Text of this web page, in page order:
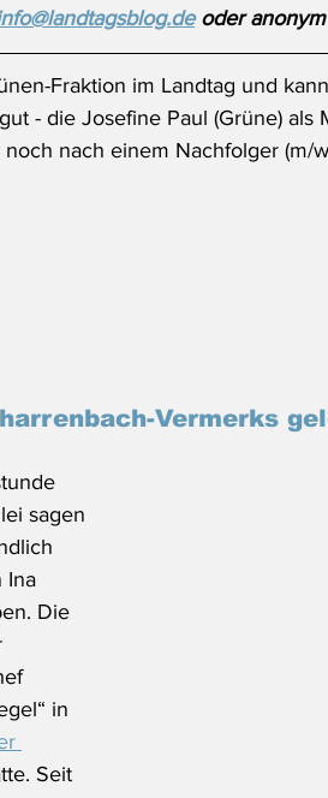
oder
Fraktion im Landtag und
- die Josefine Paul (Grüne) als
nach einem Nachfolger (m/
Vermerks
sagen
Ina
Die
in
Seit